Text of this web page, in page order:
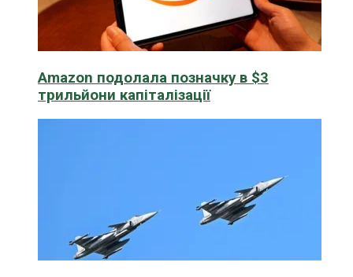
Amazon подолала позначку в $3
трильйони капіталізації